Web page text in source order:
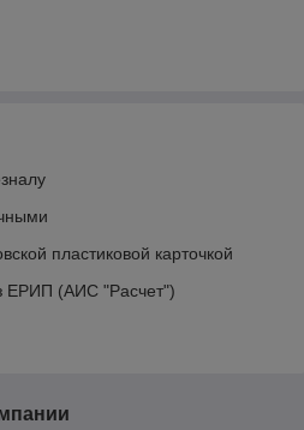
пластиковой карточкой
ЕРИП (АИС "Расчет")